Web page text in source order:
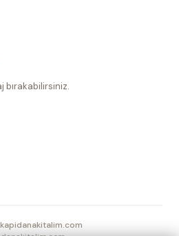
bırakabilirsiniz.
kapidanakitalim.com